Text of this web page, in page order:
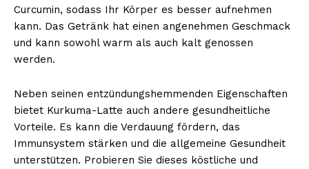
Curcumin, sodass Ihr Körper es besser aufnehmen
kann. Das Getränk hat einen angenehmen Geschmack
und kann sowohl warm als auch kalt genossen
werden.
Neben seinen entzündungshemmenden Eigenschaften
bietet Kurkuma-Latte auch andere gesundheitliche
Vorteile. Es kann die Verdauung fördern, das
Immunsystem stärken und die allgemeine Gesundheit
unterstützen. Probieren Sie dieses köstliche und